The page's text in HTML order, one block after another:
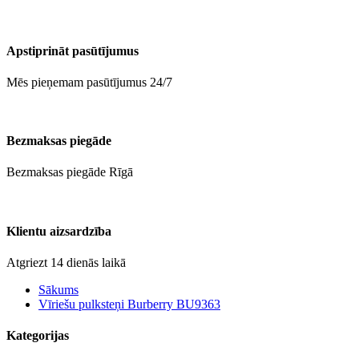
Apstiprināt pasūtījumus
Mēs pieņemam pasūtījumus 24/7
Bezmaksas piegāde
Bezmaksas piegāde Rīgā
Klientu aizsardzība
Atgriezt 14 dienās laikā
Sākums
Vīriešu pulksteņi Burberry BU9363
Kategorijas